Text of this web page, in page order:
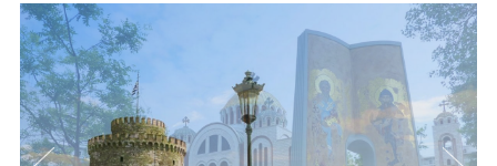
Екскурзии
0700 18 308 Запитване